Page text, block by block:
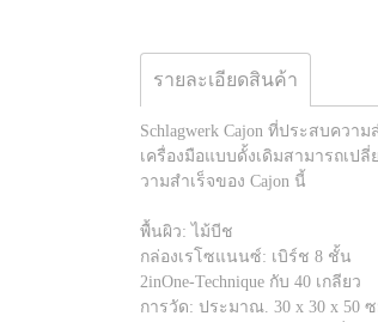
รายละเอียดสินค้า
Schlagwerk Cajon ที่ประสบคว
เครื่องมือแบบดั้งเดิมสามารถเป
วามสำเร็จของ Cajon นี้
พื้นผิว: ไม้บีช
กล่องเรโซแนนซ์: เบิร์ช 8 ชั้น
2inOne-Technique กับ 40 เกลียว
การวัด: ประมาณ. 30 x 30 x 50